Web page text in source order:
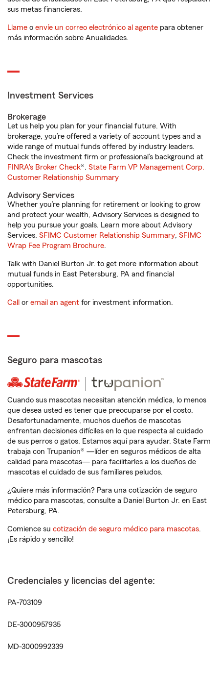
sus metas financieras.
Llame o envíe un correo electrónico al agente para obtener
más información sobre Anualidades.
Investment Services
Brokerage
Let us help you plan for your financial future. With
brokerage, you’re offered a variety of account types and a
wide range of mutual funds offered by industry leaders.
Check the investment firm or professional’s background at
FINRA's Broker Check®. State Farm VP Management Corp.
Customer Relationship Summary
Advisory Services
Whether you’re planning for retirement or looking to grow
and protect your wealth, Advisory Services is designed to
help you pursue your goals. Learn more about Advisory
Services. SFIMC Customer Relationship Summary, SFIMC
Wrap Fee Program Brochure.
Talk with Daniel Burton Jr. to get more information about
mutual funds in East Petersburg, PA and financial
opportunities.
Call or email an agent for investment information.
Seguro para mascotas
Cuando sus mascotas necesitan atención médica, lo menos
que desea usted es tener que preocuparse por el costo.
Desafortunadamente, muchos dueños de mascotas
enfrentan decisiones difíciles en lo que respecta al cuidado
de sus perros o gatos. Estamos aquí para ayudar. State Farm
trabaja con Trupanion® —líder en seguros médicos de alta
calidad para mascotas— para facilitarles a los dueños de
mascotas el cuidado de sus familiares peludos.
¿Quiere más información? Para una cotización de seguro
médico para mascotas, consulte a Daniel Burton Jr. en East
Petersburg, PA.
Comience su cotización de seguro médico para mascotas.
¡Es rápido y sencillo!
Credenciales y licencias del agente:
PA-703109
DE-3000957935
MD-3000992339